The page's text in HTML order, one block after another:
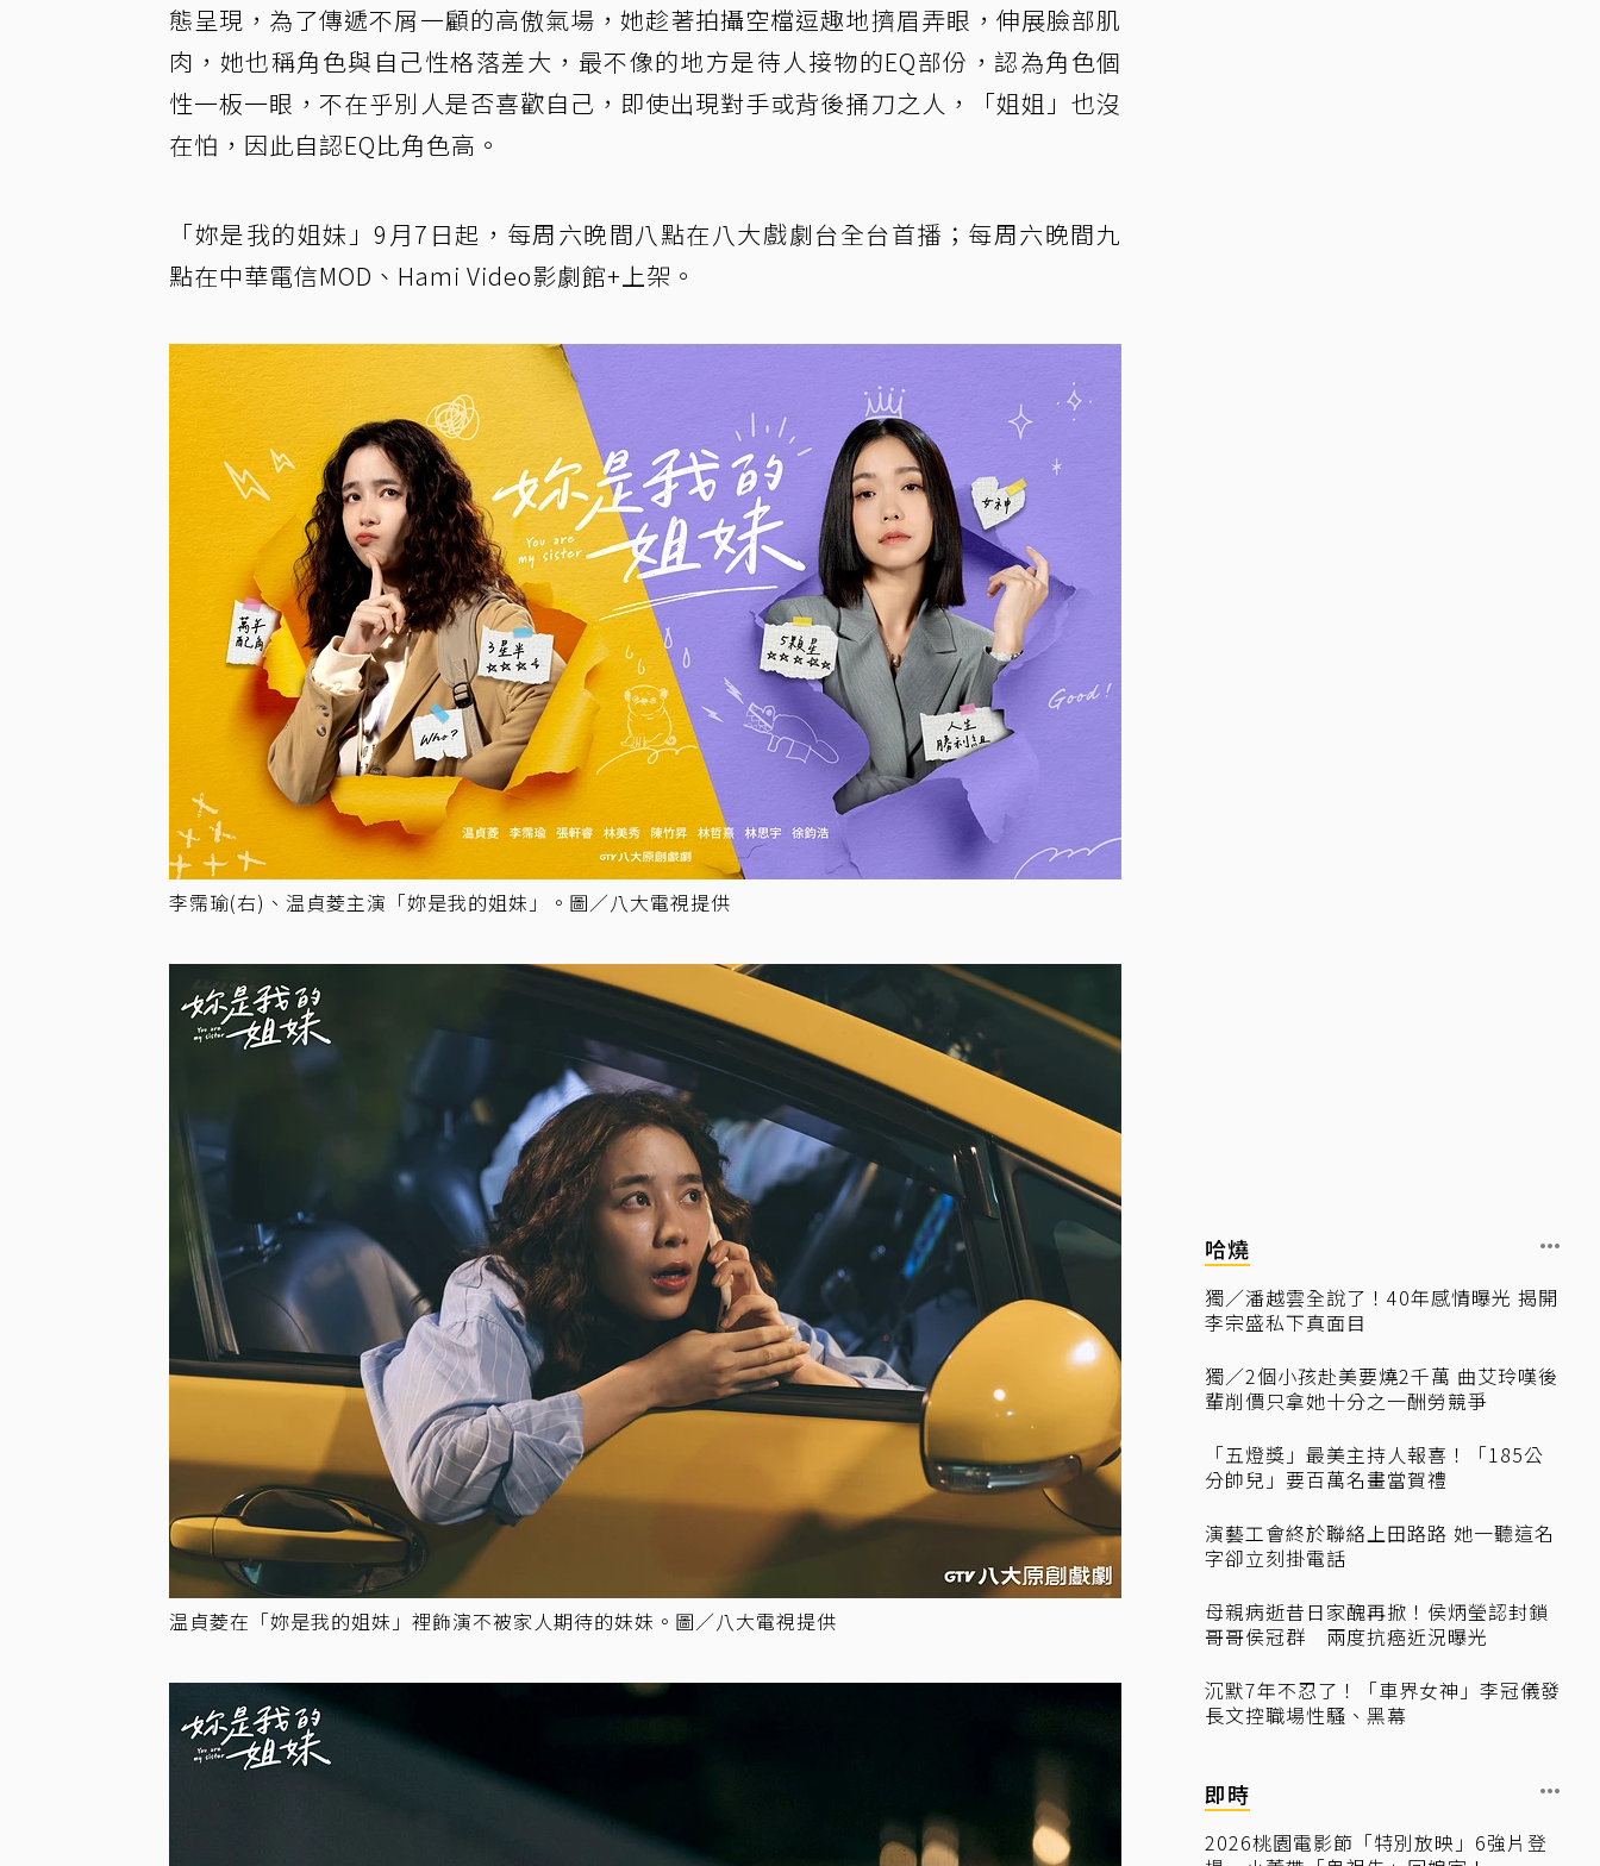
態呈現，為了傳遞不屑一顧的高傲氣場，她趁著拍攝空檔逗趣地擠眉弄眼，伸展臉部肌
肉，她也稱角色與自己性格落差大，最不像的地方是待人接物的EQ部份，認為角色個
性一板一眼，不在乎別人是否喜歡自己，即使出現對手或背後捅刀之人，「姐姐」也沒
在怕，因此自認EQ比角色高。
「妳是我的姐妹」9月7日起，每周六晚間八點在八大戲劇台全台首播；每周六晚間九
點在中華電信MOD、Hami Video影劇館+上架。
李霈瑜(右)、温貞菱主演「妳是我的姐妹」。圖／八大電視提供
温貞菱在「妳是我的姐妹」裡飾演不被家人期待的妹妹。圖／八大電視提供
哈燒
獨／潘越雲全說了！40年感情曝光 揭開
李宗盛私下真面目
獨／2個小孩赴美要燒2千萬 曲艾玲嘆後
輩削價只拿她十分之一酬勞競爭
「五燈獎」最美主持人報喜！「185公
分帥兒」要百萬名畫當賀禮
演藝工會終於聯絡上田路路 她一聽這名
字卻立刻掛電話
母親病逝昔日家醜再掀！侯炳瑩認封鎖
哥哥侯冠群 兩度抗癌近況曝光
沉默7年不忍了！「車界女神」李冠儀發
長文控職場性騷、黑幕
即時
2026桃園電影節「特別放映」6強片登